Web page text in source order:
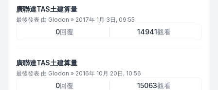
廣聯達TAS土建算量
最後發表 由 Glodon » 2017年 1月 3日, 09:55
0回覆 14941觀看
廣聯達TAS土建算量
最後發表 由 Glodon » 2016年 10月 20日, 10:56
0回覆 15063觀看